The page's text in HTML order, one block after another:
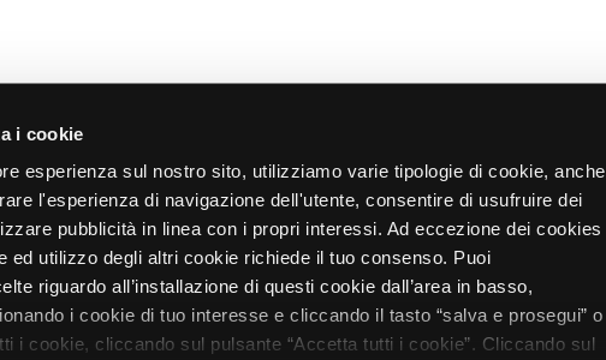
i cookie
esperienza sul nostro sito, utilizziamo varie tipologie di cookie, anche
l'esperienza di navigazione dell'utente, consentire di usufruire dei
pubblicità in linea con i propri interessi. Ad eccezione dei cookies
ed utilizzo degli altri cookie richiede il tuo consenso. Puoi
riguardo all’installazione di questi cookie dall’area in basso,
i cookie di tuo interesse e cliccando il tasto “salva e prosegui” o
i cookie, cliccando sul pulsante “Accetta tutti i cookie”. Cliccando sul